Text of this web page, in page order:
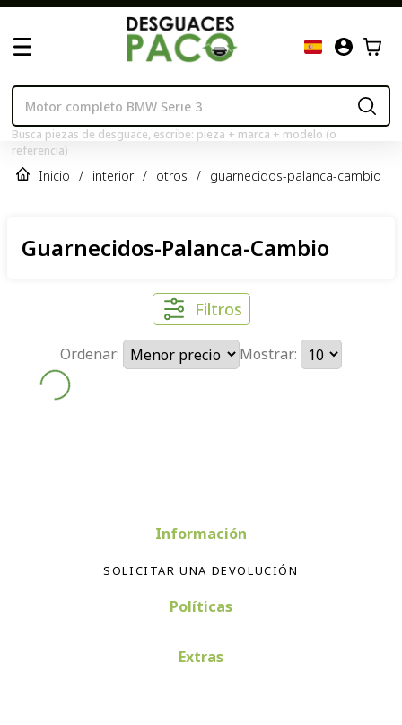
Busca piezas de desguace, escribe: pieza + marca + modelo (o
referencia)
Inicio / interior / otros / guarnecidos-palanca-cambio
Guarnecidos-Palanca-Cambio
Filtros
Ordenar: Mostrar:
Información
SOLICITAR UNA DEVOLUCIÓN
Políticas
Extras